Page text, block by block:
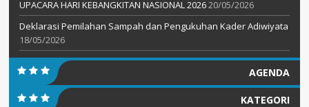
UPACARA HARI KEBANGKITAN NASIONAL 202620/05/2026
Deklarasi Pemilahan Sampah dan Pengukuhan Kader Adiwiyata
18/05/2026
AGENDA
KATEGORI